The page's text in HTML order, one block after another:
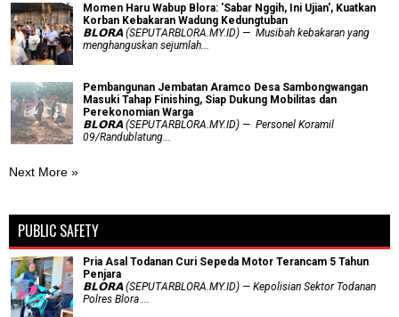
Momen Haru Wabup Blora: ​'Sabar Nggih, Ini Ujian', Kuatkan
Korban Kebakaran Wadung Kedungtuban
𝗕𝗟𝗢𝗥𝗔 (SEPUTARBLORA.MY.ID) — Musibah kebakaran yang
menghanguskan sejumlah...
Pembangunan Jembatan Aramco Desa Sambongwangan
Masuki Tahap Finishing, Siap Dukung Mobilitas dan
Perekonomian Warga
𝗕𝗟𝗢𝗥𝗔 (SEPUTARBLORA.MY.ID) — Personel Koramil
09/Randublatung...
Next More »
PUBLIC SAFETY
Pria Asal Todanan Curi Sepeda Motor Terancam 5 Tahun
Penjara
𝗕𝗟𝗢𝗥𝗔 (SEPUTARBLORA.MY.ID) — Kepolisian Sektor Todanan
Polres Blora ...